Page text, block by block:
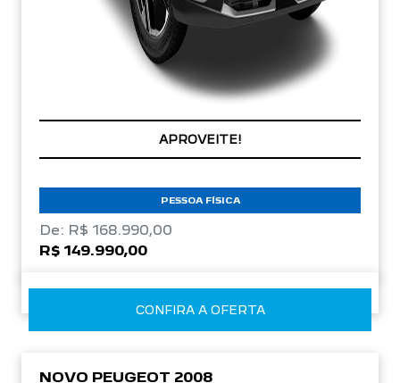
COM SEU USADO NA TROCA
PESSOA FÍSICA
De: R$ 168.990,00
R$ 149.990,00
CONFIRA A OFERTA
NOVO PEUGEOT 2008